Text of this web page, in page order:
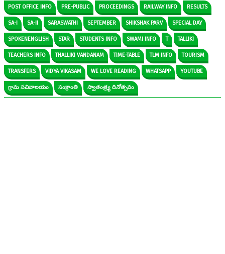
POST OFFICE INFO PRE-PUBLIC PROCEEDINGS RAILWAY INFO RESULTS
SA-I SA-II SARASWATHI SEPTEMBER SHIKSHAK PARV SPECIAL DAY
SPOKENENGLISH STAR STUDENTS INFO SWAMI INFO T TALLIKI
TEACHERS INFO THALLIKI VANDANAM TIME-TABLE TLM INFO TOURISM
TRANSFERS VIDYA VIKASAM WE LOVE READING WHATSAPP YOUTUBE
గ్రామ సచివాలయం సంక్రాంతి స్వాతంత్ర్య దినోత్సవం